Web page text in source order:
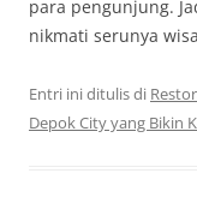
para pengunjung.
nikmati serunya
Entri ini ditulis di
Depok City yang Bikin